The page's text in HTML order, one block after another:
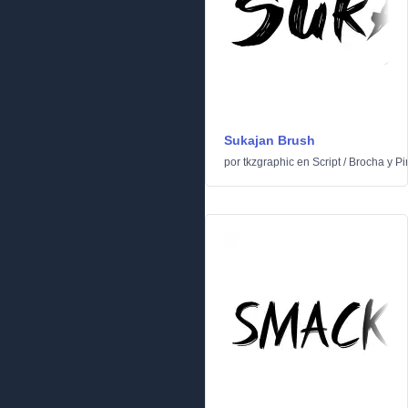
Sukajan Brush
por tkzgraphic en Script/ Brocha y